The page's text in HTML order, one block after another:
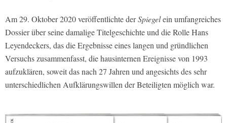
Am 29. Oktober 2020 veröffentlichte derSpiegelein umfangreiches
Dossier über seine damalige Titelgeschichte und die Rolle Hans
Leyendeckers, das die Ergebnisse eines langen und gründlichen
Versuchs zusammenfasst, die hausinternen Ereignisse von 1993
aufzuklären, soweit das nach 27 Jahren und angesichts des sehr
unterschiedlichen Aufklärungswillen der Beteiligten möglich war.